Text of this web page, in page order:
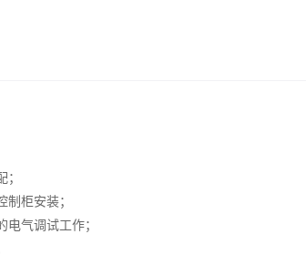
柜安装；
气调试工作；